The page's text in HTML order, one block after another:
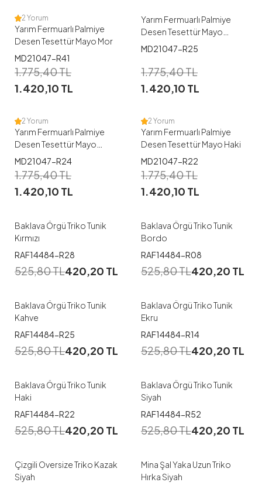
2 Yorum
Yarım Fermuarlı Palmiye
Desen Tesettür Mayo Mor
MD21047-R41
1.775,40TL
1.420,10 TL
Yarım Fermuarlı Palmiye
Desen Tesettür Mayo
Kahve
MD21047-R25
1.775,40TL
1.420,10 TL
38 40 42
48
2 Yorum
Yarım Fermuarlı Palmiye
Desen Tesettür Mayo
İndigo
MD21047-R24
1.775,40TL
1.420,10 TL
38 40 42
48
2 Yorum
Yarım Fermuarlı Palmiye
Desen Tesettür Mayo Haki
MD21047-R22
1.775,40TL
1.420,10 TL
Baklava Örgü Triko Tunik
Kırmızı
RAF14484-R28
525,80TL420,20 TL
Baklava Örgü Triko Tunik
Bordo
RAF14484-R08
525,80TL420,20 TL
Baklava Örgü Triko Tunik
Kahve
RAF14484-R25
525,80TL420,20 TL
Baklava Örgü Triko Tunik
Ekru
RAF14484-R14
525,80TL420,20 TL
Baklava Örgü Triko Tunik
Haki
RAF14484-R22
525,80TL420,20 TL
Baklava Örgü Triko Tunik
Siyah
RAF14484-R52
525,80TL420,20 TL
Çizgili Oversize Triko Kazak
Siyah
Mina Şal Yaka Uzun Triko
Hırka Siyah